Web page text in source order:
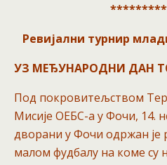
Ревијални турнир
УЗ МЕЂУНАРОДНИ ДАН
Под покровитељством
Мисије ОЕБС-а у Фочи, 14.
дворани у Фочи одржан је
малом фудбалу на коме су